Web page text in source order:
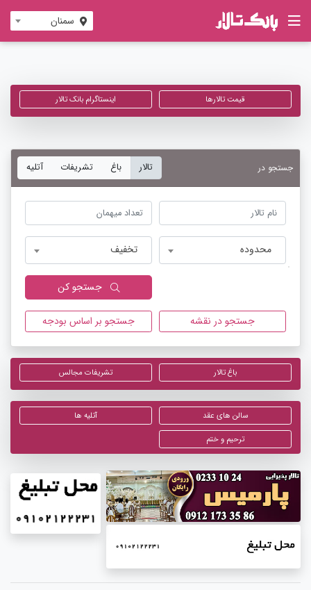
سمنان
قیمت تالارها اینستاگرام بانک تالار
جستجو در تالار باغ تشریفات آتلیه
محدوده تخفیف
جستجو بر اساس بودجه جستجو در نقشه
جستجو کن
باغ تالار تشریفات مجالس
سالن های عقد
آتلیه ها
ترحیم و ختم